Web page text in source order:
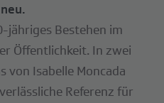
jähriges Bestehen im
Öffentlichkeit. In zwei
von Isabelle Moncada
Referenz für